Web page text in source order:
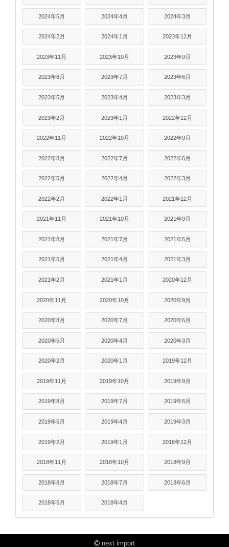
2024年5月 2024年4月 2024年3月
2024年2月 2024年1月 2023年12月
2023年11月 2023年10月 2023年9月
2023年8月 2023年7月 2023年6月
2023年5月 2023年4月 2023年3月
2023年2月 2023年1月 2022年12月
2022年11月 2022年10月 2022年9月
2022年8月 2022年7月 2022年6月
2022年5月 2022年4月 2022年3月
2022年2月 2022年1月 2021年12月
2021年11月 2021年10月 2021年9月
2021年8月 2021年7月 2021年6月
2021年5月 2021年4月 2021年3月
2021年2月 2021年1月 2020年12月
2020年11月 2020年10月 2020年9月
2020年8月 2020年7月 2020年6月
2020年5月 2020年4月 2020年3月
2020年2月 2020年1月 2019年12月
2019年11月 2019年10月 2019年9月
2019年8月 2019年7月 2019年6月
2019年5月 2019年4月 2019年3月
2019年2月 2019年1月 2018年12月
2018年11月 2018年10月 2018年9月
2018年8月 2018年7月 2018年6月
2018年5月 2018年4月
next import